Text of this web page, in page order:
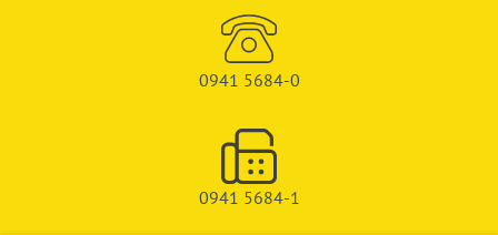
0941 5684-0
0941 5684-1